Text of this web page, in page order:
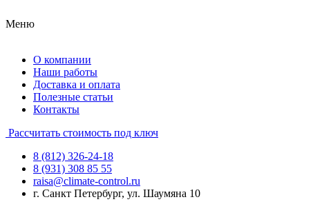
Меню
О компании
Наши работы
Доставка и оплата
Полезные статьи
Контакты
Рассчитать стоимость под ключ
8 (812) 326-24-18
8 (931) 308 85 55
raisa@climate-control.ru
г. Санкт Петербург, ул. Шаумяна 10